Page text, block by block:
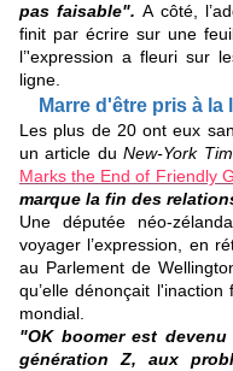
pas faisable". A côté,
finit par écrire sur une
l’'expression a fleuri sur
ligne.
Marre d'être pris à la
Les plus de 20 ont eux
un article duNew-York
Marks the End of Friendly
marque la fin des
Une députée néo-
voyager l’expression, en
au Parlement de
qu’elle dénonçait
mondial.
"OK boomer est
génération Z, aux